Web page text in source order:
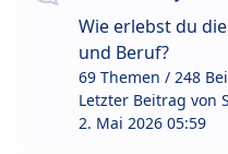
Wie erlebst du
und Beruf?
69 Themen / 248
Letzter Beitrag von
2. Mai 2026 05:59